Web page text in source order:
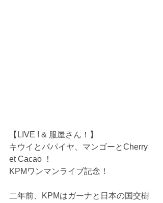
【LIVE ! & 服屋さん！】
キウイとパパイヤ、マンゴーとCherry
et Cacao ！
KPMワンマンライブ記念！
二年前、KPMはガーナと日本の国交樹